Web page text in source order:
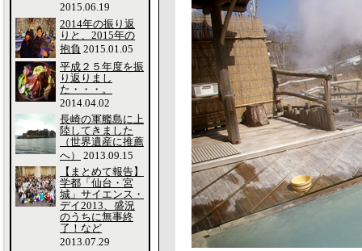
2015.06.19
2014年の振り返
りと、2015年の
抱負 2015.01.05
平成２５年度を振
り返りまし
た・・・。
2014.04.02
長崎の軍艦島に上
陸してきました
（世界遺産に推薦
へ）
2013.09.15
【まとめて報告】
学都「仙台・宮
城」サイエンス・
デイ2013、盛況
のうちに無事終
了！など
2013.07.29